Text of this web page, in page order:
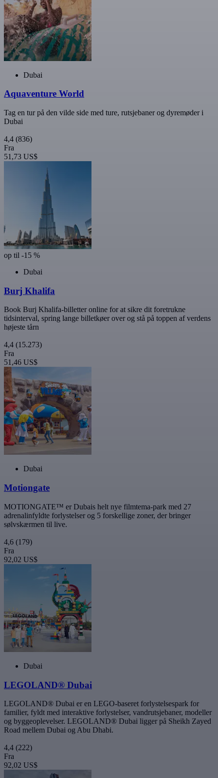
Dubai
Aquaventure World
Tag en tur på den vilde side med ture, rutsjebaner og dyremøder i
Dubai
4,4 (836)
Fra
51,73 US$
op til -15 %
Dubai
Burj Khalifa
Book Burj Khalifa-billetter online for at sikre dit foretrukne
tidsinterval, spring lange billetkøer over og stå på toppen af verdens
højeste tårn
4,4 (15.273)
Fra
51,46 US$
Dubai
Motiongate
MOTIONGATE™ er Dubais helt nye filmtema-park med 27
adrenalinfyldte forlystelser og 5 forskellige zoner, der bringer
sølvskærmen til live.
4,6 (179)
Fra
92,02 US$
Dubai
LEGOLAND® Dubai
LEGOLAND® Dubai er en LEGO-baseret forlystelsespark for
familier, fyldt med interaktive forlystelser, vandrutsjebaner, modeller
og byggeoplevelser. LEGOLAND® Dubai ligger på Sheikh Zayed
Road mellem Dubai og Abu Dhabi.
4,4 (222)
Fra
92,02 US$